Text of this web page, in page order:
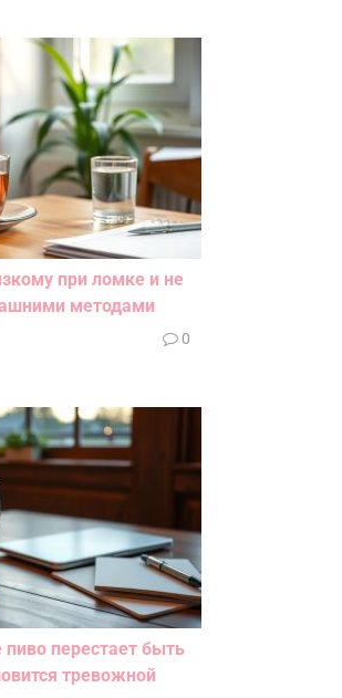
при ломке и не
методами
0
пиво перестает быть
тревожной